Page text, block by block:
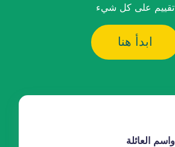
تقييم على كل شيء
ابدأ هنا